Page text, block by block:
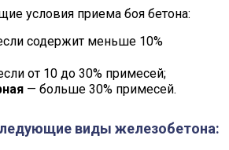
условия приема боя бетона:
содержит меньше 10%
от 10 до 30% примесей;
— больше 30% примесей.
виды железобетона: